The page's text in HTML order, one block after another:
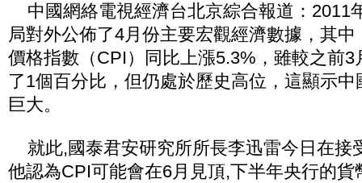
中國網絡電視經濟台北京綜合報道：2011
局對外公佈了4月份主要宏觀經濟數據，其
價格指數（CPI）同比上漲5.3%，雖較之前
了1個百分比，但仍處於歷史高位，這顯示
巨大。
就此,國泰君安研究所所長李迅雷今日在接
他認為CPI可能會在6月見頂,下半年央行的貨